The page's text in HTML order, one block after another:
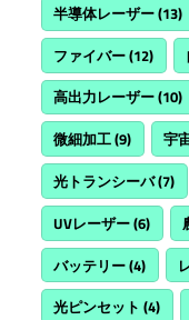
半導体レーザー(13)
ファイバー(12)
高出力レーザー(10)
微細加工(9) 宇
光トランシーバ(7)
UVレーザー(6)
バッテリー(4)
光ピンセット (4)